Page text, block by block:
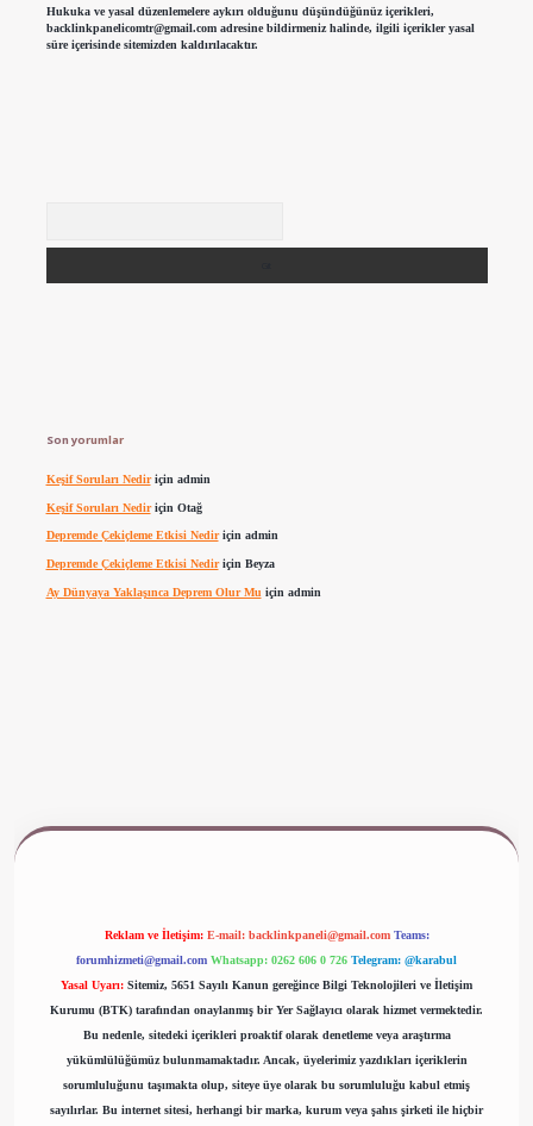
Hukuka ve yasal düzenlemelere aykırı olduğunu düşündüğünüz içerikleri,
backlinkpanelicomtr@gmail.comadresine bildirmeniz halinde, ilgili içerikler yasal
süre içerisinde sitemizden kaldırılacaktır.
Son yorumlar
Keşif Soruları Nediriçin admin
Keşif Soruları Nediriçin Otağ
Depremde Çekiçleme Etkisi Nediriçin admin
Depremde Çekiçleme Etkisi Nediriçin Beyza
Ay Dünyaya Yaklaşınca Deprem Olur Mu için admin
Reklam ve İletişim: E-mail: backlinkpaneli@gmail.com Teams:
forumhizmeti@gmail.com Whatsapp: 0262 606 0 726 Telegram: @karabul
Yasal Uyarı: Sitemiz, 5651 Sayılı Kanun gereğince Bilgi Teknolojileri ve İletişim
Kurumu (BTK) tarafından onaylanmış bir Yer Sağlayıcı olarak hizmet vermektedir.
Bu nedenle, sitedeki içerikleri proaktif olarak denetleme veya araştırma
yükümlülüğümüz bulunmamaktadır. Ancak, üyelerimiz yazdıkları içeriklerin
sorumluluğunu taşımakta olup, siteye üye olarak bu sorumluluğu kabul etmiş
sayılırlar. Bu internet sitesi, herhangi bir marka, kurum veya şahıs şirketi ile hiçbir